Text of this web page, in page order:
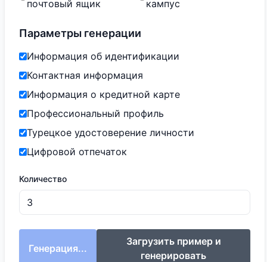
почтовый ящик
кампус
Параметры генерации
Информация об идентификации
Контактная информация
Информация о кредитной карте
Профессиональный профиль
Турецкое удостоверение личности
Цифровой отпечаток
Количество
Генерация...
Загрузить пример и
генерировать